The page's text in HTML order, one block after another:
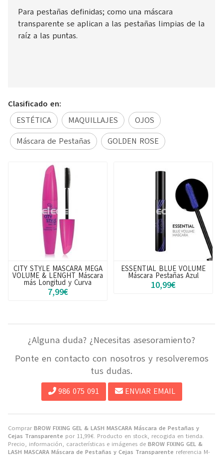
Comprar BROW FIXING GEL & LASH MASCARA Máscara de Pestañas y
Cejas Transparente por 11,99€. Producto en stock, recogida en tienda.
Precio, información, características e imágenes de BROW FIXING GEL &
LASH MASCARA Máscara de Pestañas y Cejas Transparente referencia M-
Para pestañas definidas; como una máscara
transparente se aplican a las pestañas limpias de la
raíz a las puntas.
Clasificado en:
ESTÉTICA
MAQUILLAJES
OJOS
Máscara de Pestañas
GOLDEN ROSE
ESSENTIAL BLUE VOLUME
Máscara Pestañas Azul
10,99€
MAXIM EYES MASCARA
DEFINED LASHES Máscara
Máxima Definición
7,99€
¿Alguna duda? ¿Necesitas asesoramiento?
Ponte en contacto con nosotros y resolveremos
tus dudas.
986 075 091 ENVIAR EMAIL